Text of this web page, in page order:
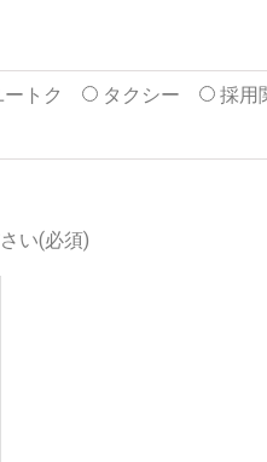
トク タクシー
採用
い(必須)